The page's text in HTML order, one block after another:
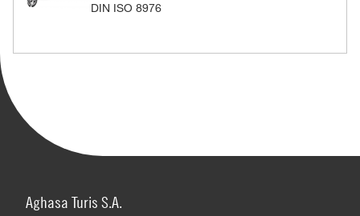
DIN ISO 8976
Aghasa Turis S.A.